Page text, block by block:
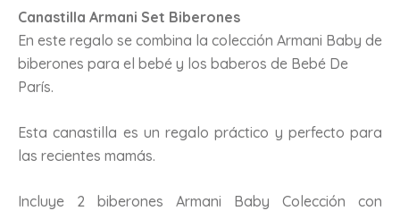
Canastilla Armani Set Biberones
En este regalo se combina la colección Armani Baby de
biberones para el bebé y los baberos de Bebé De
París.
Esta canastilla es un regalo práctico y perfecto para
las recientes mamás.
Incluye 2 biberones Armani Baby Colección con